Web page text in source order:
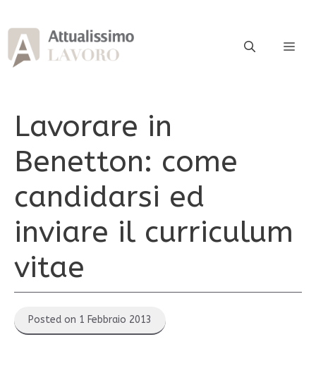
al
contenuto
Lavorare in
Benetton: come
candidarsi ed
inviare il curriculum
vitae
Posted on 1 Febbraio 2013